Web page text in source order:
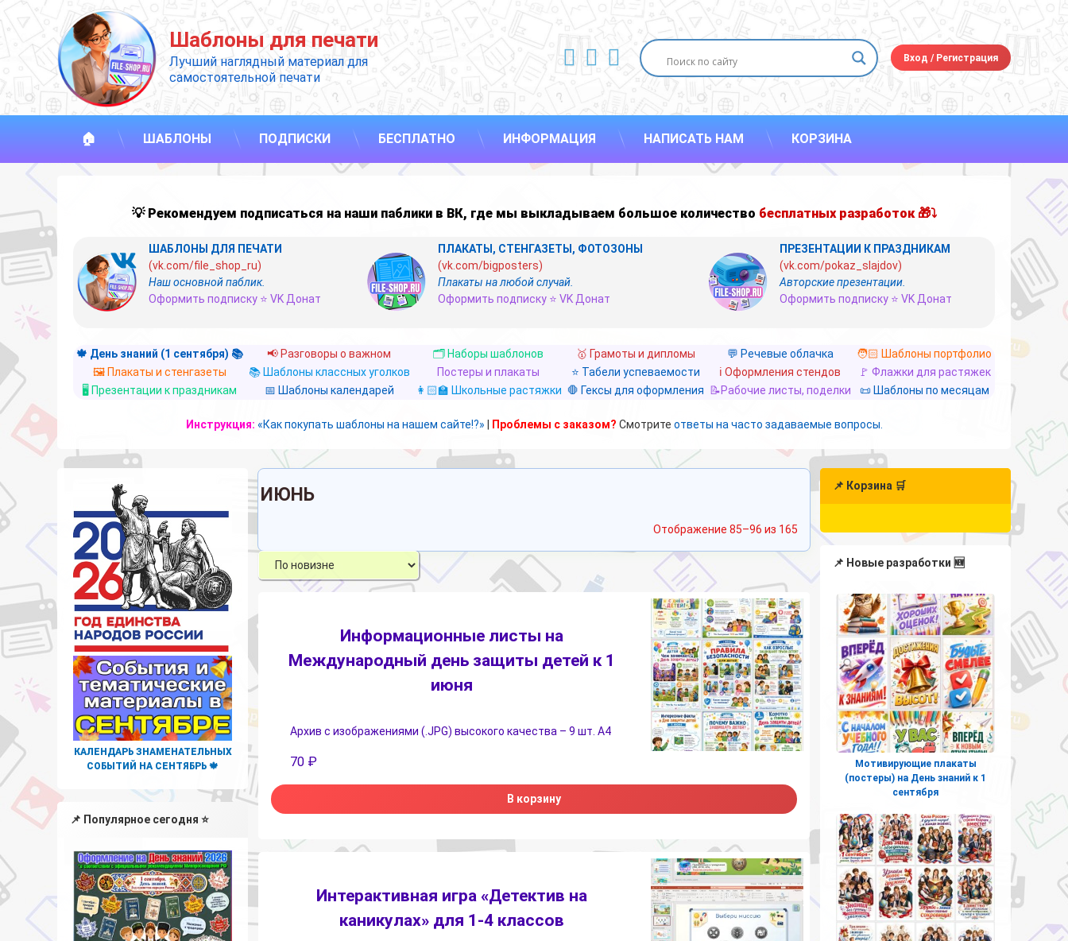
Перейти
к
содержимому
Шаблоны для печати
Лучший наглядный материал для
самостоятельной печати
ВКонтакте
YouTube
E-mail Вход /Регистрация
🏠 ШАБЛОНЫ ПОДПИСКИ БЕСПЛАТНО ИНФОРМАЦИЯ НАПИСАТЬ НАМ КОРЗИНА
💡 Рекомендуем подписаться на наши паблики в ВК, где мы выкладываем большое количество бесплатных разработок 🎁⤵
ШАБЛОНЫ ДЛЯ ПЕЧАТИ
(vk.com/file_shop_ru)
Наш основной паблик.
Оформить подписку ⭐ VK Донат
ПЛАКАТЫ, СТЕНГАЗЕТЫ, ФОТОЗОНЫ
(vk.com/bigposters)
Плакаты на любой случай.
Оформить подписку ⭐ VK Донат
ПРЕЗЕНТАЦИИ К ПРАЗДНИКАМ
(vk.com/pokaz_slajdov)
Авторские презентации.
Оформить подписку ⭐ VK Донат
🍁 День знаний (1 сентября) 📚 📢 Разговоры о важном 🗂️ Наборы шаблонов 🥇 Грамоты и дипломы 💬 Речевые облачка
🧑🏻 Шаблоны портфолио
🖼️ Плакаты и стенгазеты
📚 Шаблоны классных уголков Постеры и плакаты ⭐ Табели успеваемости ℹ️ Оформления стендов
🚩 Флажки для растяжек
🖥️ Презентации к праздникам
📅 Шаблоны календарей 👩🏻‍🏫 Школьные растяжки 🛑 Гексы для оформления 📝Рабочие листы, поделки 📜 Шаблоны по месяцам
Инструкция: «Как покупать шаблоны на нашем сайте!?» Проблемы с заказом? Смотрите ответы на часто задаваемые вопросы.
ИЮНЬ
Отображение 85–96 из 165 Сортировка:
самые
недавние
Информационные листы на
Международный день защиты детей к 1
июня
Архив с изображениями (.JPG) высокого качества – 9 шт. А4
70 ₽
В корзину
Интерактивная игра «Детектив на
каникулах» для 1-4 классов
КАЛЕНДАРЬ ЗНАМЕНАТЕЛЬНЫХ
СОБЫТИЙ НА СЕНТЯБРЬ 🍁
📌 Популярное сегодня ⭐
📌 Корзина 🛒
📌 Новые разработки 🆕
Мотивирующие плакаты
(постеры) на День знаний к 1
сентября